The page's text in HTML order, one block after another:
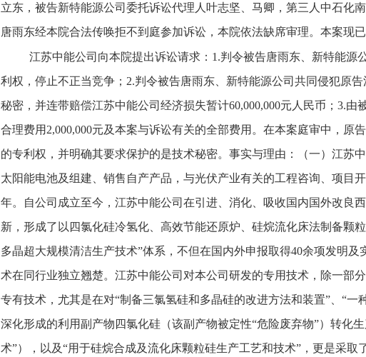
立东，被告新特能源公司委托诉讼代理人叶志坚、马卿，第三人中石化
唐雨东经本院合法传唤拒不到庭参加诉讼，本院依法缺席审理。本案现已
江苏中能公司向本院提出诉讼请求：1.判令被告唐雨东、新特能
利权，停止不正当竞争；2.判令被告唐雨东、新特能源公司共同侵犯原
秘密，并连带赔偿江苏中能公司经济损失暂计60,000,000元人民币；3.
合理费用2,000,000元及本案与诉讼有关的全部费用。在本案庭审中，原
的专利权，并明确其要求保护的是技术秘密。事实与理由：（一）江苏
太阳能电池及组建、销售自产产品，与光伏产业有关的工程咨询、项目
年。自公司成立至今，江苏中能公司在引进、消化、吸收国内国外改良
新，形成了以四氯化硅冷氢化、高效节能还原炉、硅烷流化床法制备颗
多晶超大规模清洁生产技术”体系，不但在国内外申报取得40余项发明
术在同行业独立翘楚。江苏中能公司对本公司研发的专用技术，除一部
专有技术，尤其是在对“制备三氯氢硅和多晶硅的改进方法和装置”、“一
深化形成的利用副产物四氯化硅（该副产物被定性“危险废弃物”）转化
术”），以及“用于硅烷合成及流化床颗粒硅生产工艺和技术”，更是采